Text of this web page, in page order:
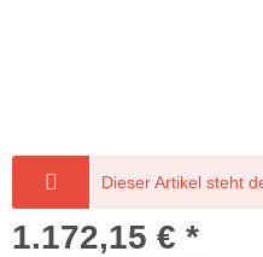
Dieser Artikel steht
1.172,15 € *